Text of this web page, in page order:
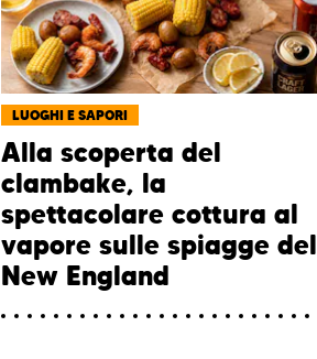
LUOGHI E SAPORI
Alla scoperta del
clambake, la
spettacolare cottura al
vapore sulle spiagge del
New England